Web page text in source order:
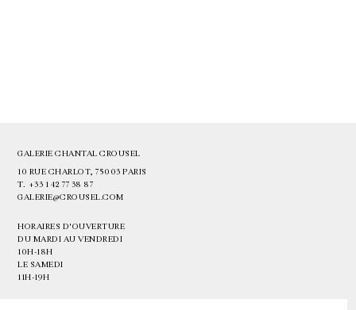
GALERIE CHANTAL CROUSEL
10 RUE CHARLOT, 75003 PARIS
T. +33 1 42 77 38 87
GALERIE@CROUSEL.COM
HORAIRES D'OUVERTURE
DU MARDI AU VENDREDI
10H-18H
LE SAMEDI
11H-19H